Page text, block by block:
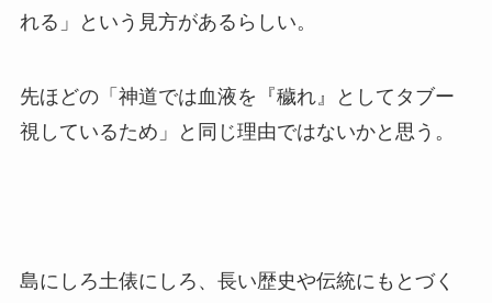
れる」という見方があるらしい。
先ほどの「神道では血液を『穢れ』としてタブー
視しているため」と同じ理由ではないかと思う。
島にしろ土俵にしろ、長い歴史や伝統にもとづく